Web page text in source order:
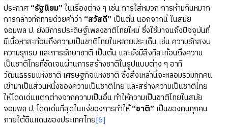
ประกาศ “รัฐนิยม” ในเรื่องต่าง ๆ เช่น การใส่หมวก การห้ามกินหมาก
การกล่าวทักทายด้วยคำว่า “สวัสดี” เป็นต้น นอกจากนี้ ในสมัย
จอมพล ป. ยังมีการประดิษฐ์เพลงชาติไทยใหม่ ซึ่งใช้มาจนถึงปัจจุบันที่
มีเนื้อหาสะท้อนถึงความเป็นชาติไทยในหลายประเด็น เช่น ความรักสงบ
ความรุกรบ และการรักษาชาติ เป็นต้น และยังมีสิ่งที่สะท้อนถึงความ
เป็นชาติไทยที่ชัดเจนผ่านการสร้างชาติในรูปแบบต่าง ๆ อาทิ
วัฒนธรรมแห่งชาติ เศรษฐกิจแห่งชาติ ซึ่งสิ่งเหล่านี้จะหลอมรวมทุกคน
เข้ามาเป็นส่วนหนึ่งของความเป็นชาติไทย และสร้างความเป็นชาติไทย
ให้โดดเด่นแตกต่างจากความเป็นอื่น ทำให้ความเป็นชาติไทยในสมัย
จอมพล ป. โดดเด่นที่สุดในแง่ของการทำให้“ชาติ” เป็นของคนทุกคน
ภายใต้ดินแดนของประเทศไทย[6]